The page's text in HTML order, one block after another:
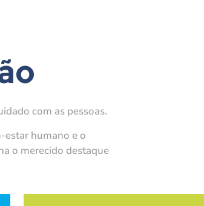
com as pessoas.
estar humano e o
o merecido destaque